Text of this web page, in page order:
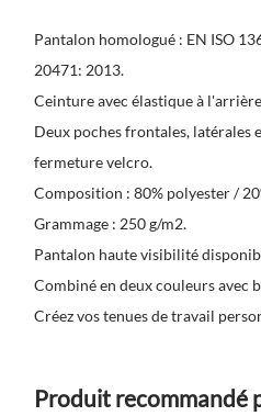
Pantalon homologué : EN ISO
20471: 2013.
Ceinture avec élastique à
Deux poches frontales, latérales
fermeture velcro.
Composition : 80% polyester /
Grammage : 250 g/m2.
Pantalon haute visibilité
Combiné en deux couleurs avec
Créez vos tenues de travail
Produit recommandé